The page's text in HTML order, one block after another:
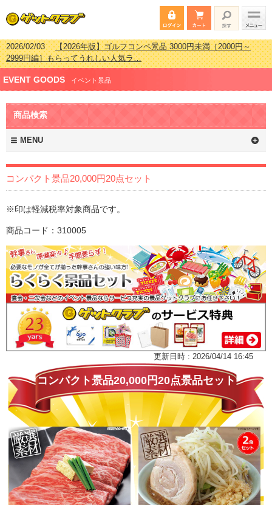
2026/07/15【2026年版】ビンゴゲーム景品おすすめ金額別人気ランキ
ング 更新しました！
2026/04/03【2026年版】ゴルフコンペ景品 3000円未満［2000円～
2999円編］もらってうれしい人気ラ…
2026/02/16【2026年版】結婚式の二次会で貰って嬉しい景品とは？ 更
新しました！
2026/02/03
2999円編］もらってうれしい人気ラ…
EVENT GOODS イベント景品
商品検索
MENU
コンパクト景品20,000円20点セット
※印は軽減税率対象商品です。
商品コード：310005
更新日時 : 2026/04/14 16:45
コンパクト景品20,000円20点景品セット